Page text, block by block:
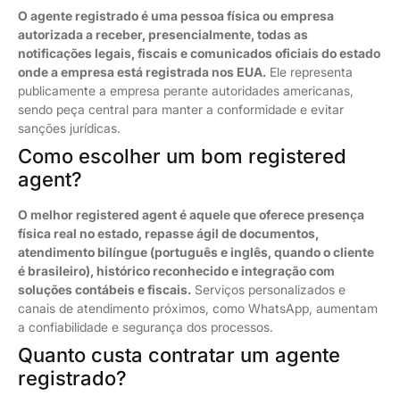
O agente registrado é uma pessoa física ou empresa
autorizada a receber, presencialmente, todas as
notificações legais, fiscais e comunicados oficiais do estado
onde a empresa está registrada nos EUA. Ele representa
publicamente a empresa perante autoridades americanas,
sendo peça central para manter a conformidade e evitar
sanções jurídicas.
Como escolher um bom registered
agent?
O melhor registered agent é aquele que oferece presença
física real no estado, repasse ágil de documentos,
atendimento bilíngue (português e inglês, quando o cliente
é brasileiro), histórico reconhecido e integração com
soluções contábeis e fiscais. Serviços personalizados e
canais de atendimento próximos, como WhatsApp, aumentam
a confiabilidade e segurança dos processos.
Quanto custa contratar um agente
registrado?